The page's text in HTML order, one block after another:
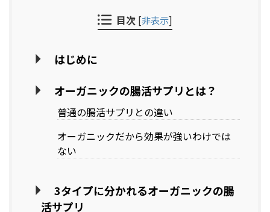
目次 [非表示]
はじめに
オーガニックの腸活サプリとは？
普通の腸活サプリとの違い
オーガニックだから効果が強いわけでは
ない
3タイプに分かれるオーガニックの腸
活サプリ